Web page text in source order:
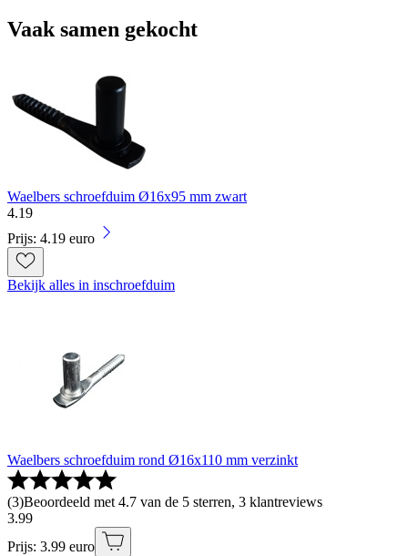
Vaak samen gekocht
Waelbers schroefduim Ø16x95 mm zwart
4.19
Prijs: 4.19 euro
Bekijk alles in inschroefduim
Waelbers schroefduim rond Ø16x110 mm verzinkt
(3)Beoordeeld met 4.7 van de 5 sterren, 3 klantreviews
3.99
Prijs: 3.99 euro